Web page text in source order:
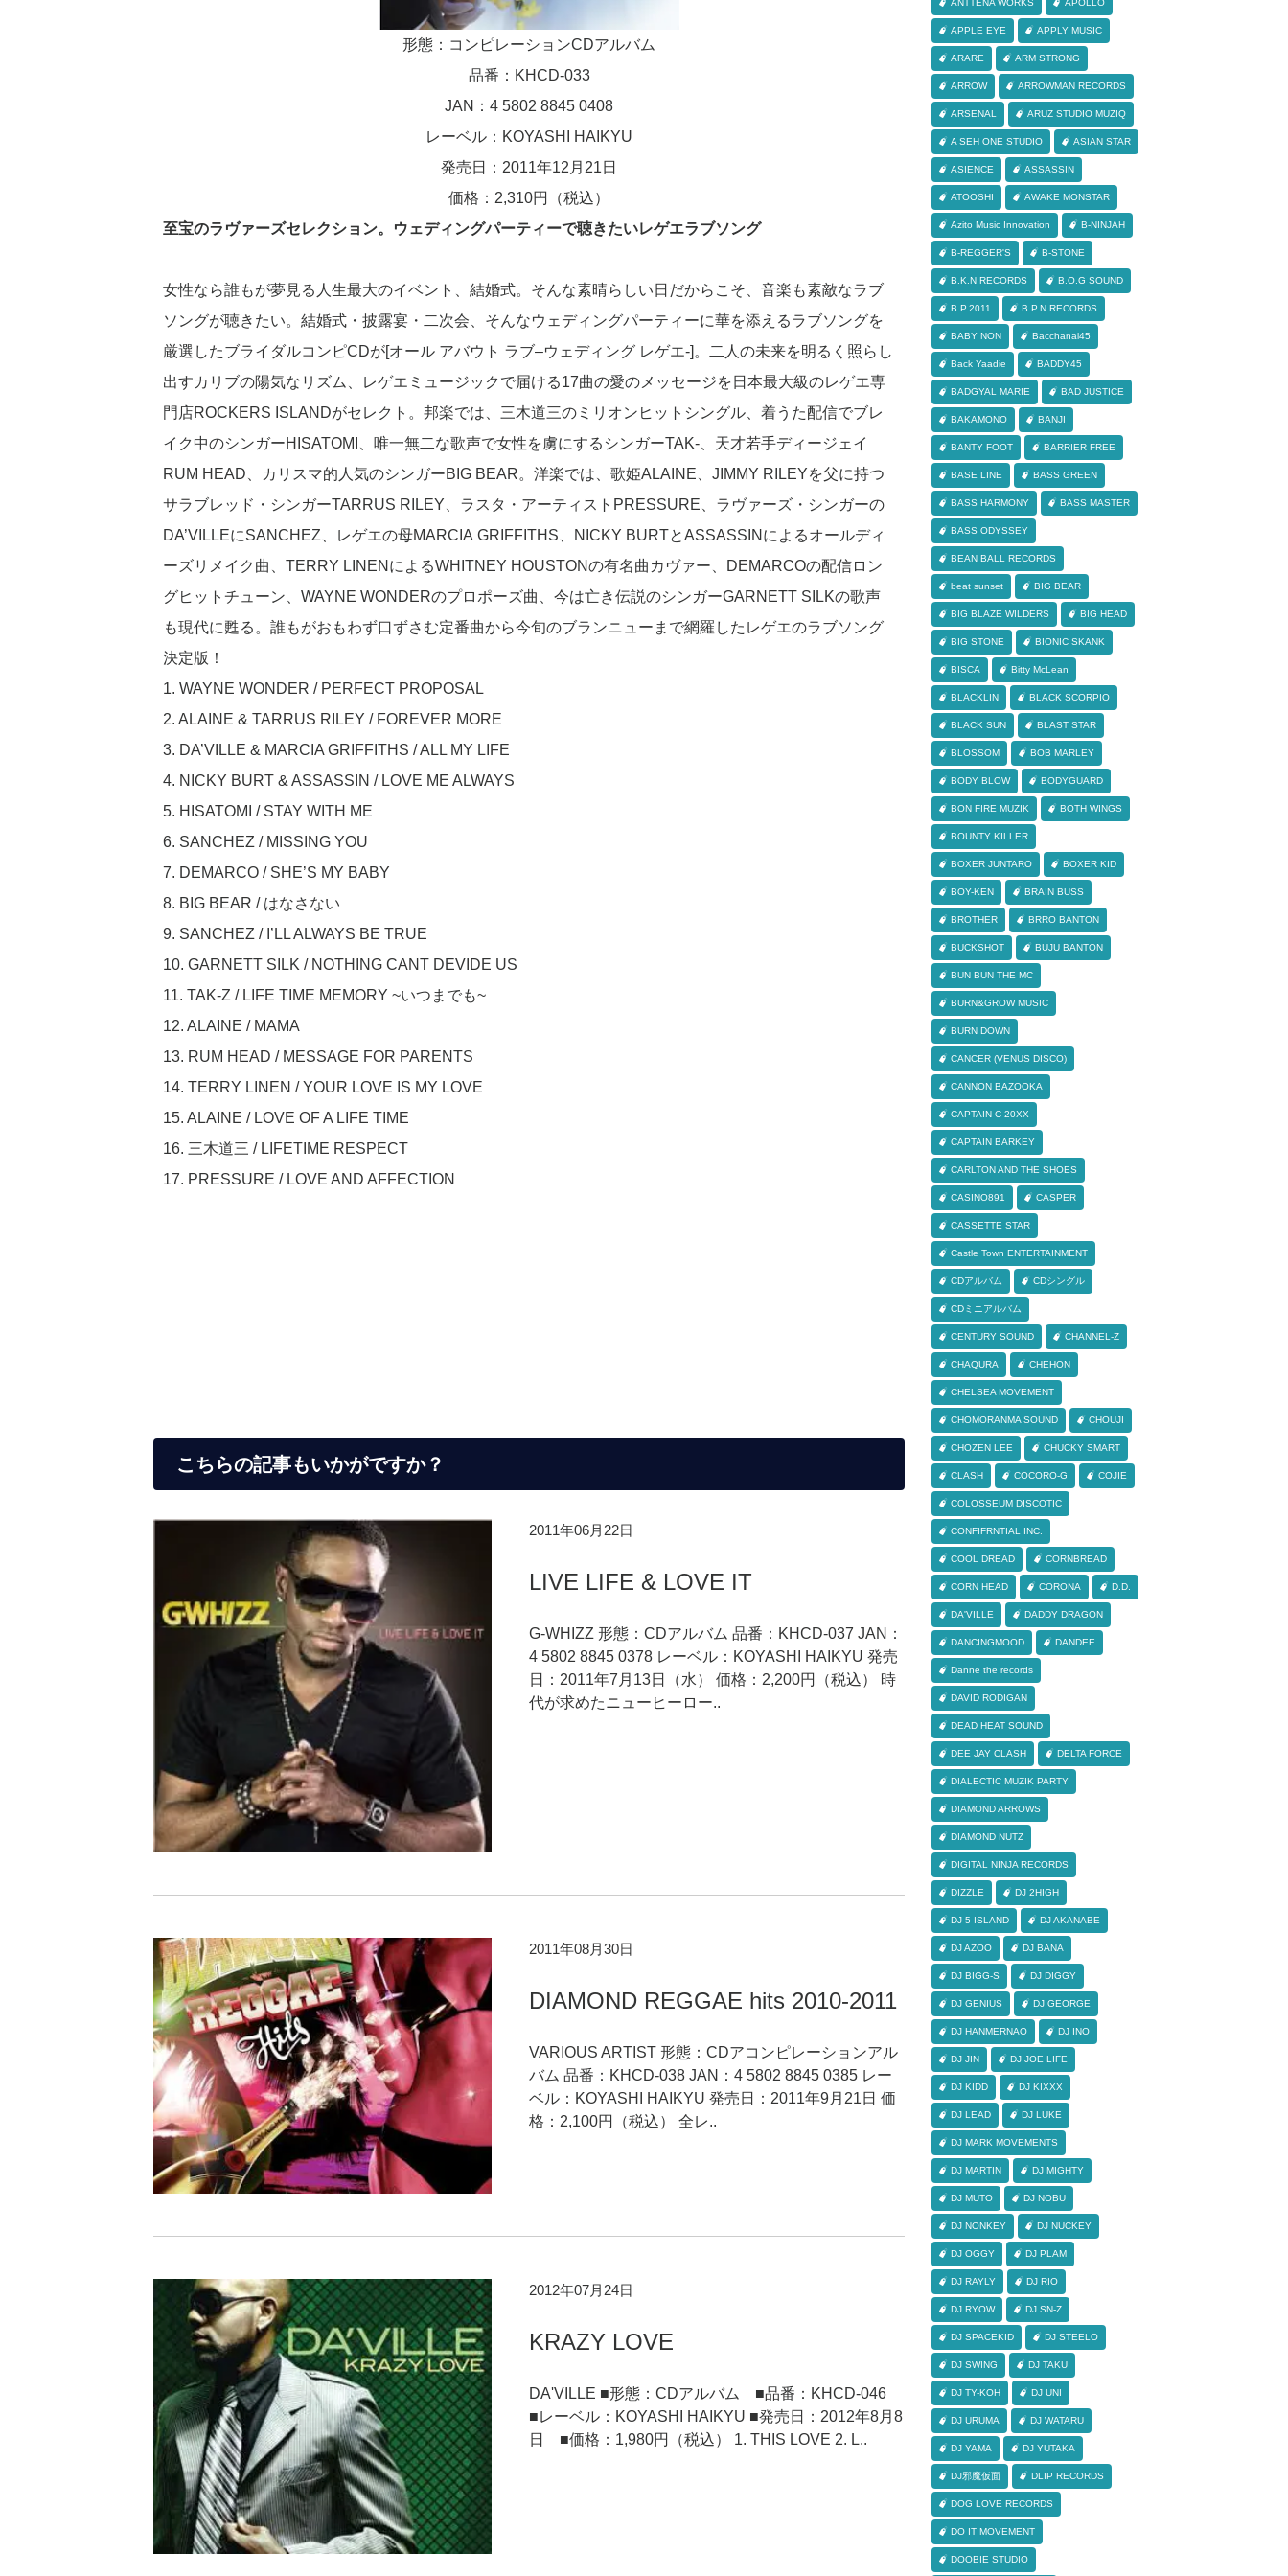
形態：コンピレーションCDアルバム
品番：KHCD-033
JAN：4 5802 8845 0408
レーベル：KOYASHI HAIKYU
発売日：2011年12月21日
価格：2,310円（税込）
至宝のラヴァーズセレクション。ウェディングパーティーで聴きたいレゲエラブソング
女性なら誰もが夢見る人生最大のイベント、結婚式。そんな素晴らしい日だからこそ、音楽も素敵なラブ
ソングが聴きたい。結婚式・披露宴・二次会、そんなウェディングパーティーに華を添えるラブソングを
厳選したブライダルコンピCDが[オール アバウト ラブ–ウェディング レゲエ-]。二人の未来を明るく照らし
出すカリブの陽気なリズム、レゲエミュージックで届ける17曲の愛のメッセージを日本最大級のレゲエ専
門店ROCKERS ISLANDがセレクト。邦楽では、三木道三のミリオンヒットシングル、着うた配信でブレ
イク中のシンガーHISATOMI、唯一無二な歌声で女性を虜にするシンガーTAK-、天才若手ディージェイ
RUM HEAD、カリスマ的人気のシンガーBIG BEAR。洋楽では、歌姫ALAINE、JIMMY RILEYを父に持つ
サラブレッド・シンガーTARRUS RILEY、ラスタ・アーティストPRESSURE、ラヴァーズ・シンガーの
DA’VILLEにSANCHEZ、レゲエの母MARCIA GRIFFITHS、NICKY BURTとASSASSINによるオールディ
ーズリメイク曲、TERRY LINENによるWHITNEY HOUSTONの有名曲カヴァー、DEMARCOの配信ロン
グヒットチューン、WAYNE WONDERのプロポーズ曲、今は亡き伝説のシンガーGARNETT SILKの歌声
も現代に甦る。誰もがおもわず口ずさむ定番曲から今旬のブランニューまで網羅したレゲエのラブソング
決定版！
1. WAYNE WONDER / PERFECT PROPOSAL
2. ALAINE & TARRUS RILEY / FOREVER MORE
3. DA’VILLE & MARCIA GRIFFITHS / ALL MY LIFE
4. NICKY BURT & ASSASSIN / LOVE ME ALWAYS
5. HISATOMI / STAY WITH ME
6. SANCHEZ / MISSING YOU
7. DEMARCO / SHE’S MY BABY
8. BIG BEAR / はなさない
9. SANCHEZ / I’LL ALWAYS BE TRUE
10. GARNETT SILK / NOTHING CANT DEVIDE US
11. TAK-Z / LIFE TIME MEMORY ~いつまでも~
12. ALAINE / MAMA
13. RUM HEAD / MESSAGE FOR PARENTS
14. TERRY LINEN / YOUR LOVE IS MY LOVE
15. ALAINE / LOVE OF A LIFE TIME
16. 三木道三 / LIFETIME RESPECT
17. PRESSURE / LOVE AND AFFECTION
こちらの記事もいかがですか？
2011年06月22日
LIVE LIFE & LOVE IT
G-WHIZZ 形態：CDアルバム 品番：KHCD-037 JAN：
4 5802 8845 0378 レーベル：KOYASHI HAIKYU 発売
日：2011年7月13日（水） 価格：2,200円（税込） 時
代が求めたニューヒーロー..
2011年08月30日
DIAMOND REGGAE hits 2010-2011
VARIOUS ARTIST 形態：CDアコンピレーションアル
バム 品番：KHCD-038 JAN：4 5802 8845 0385 レー
ベル：KOYASHI HAIKYU 発売日：2011年9月21日 価
格：2,100円（税込） 全レ..
2012年07月24日
KRAZY LOVE
DA'VILLE ■形態：CDアルバム ■品番：KHCD-046
■レーベル：KOYASHI HAIKYU ■発売日：2012年8月8
日 ■価格：1,980円（税込） 1. THIS LOVE 2. L..
ANTTENA WORKS APOLLO
APPLE EYE APPLY MUSIC
ARARE ARM STRONG
ARROW ARROWMAN RECORDS
ARSENAL ARUZ STUDIO MUZIQ
A SEH ONE STUDIO ASIAN STAR
ASIENCE ASSASSIN
ATOOSHI AWAKE MONSTAR
Azito Music Innovation B-NINJAH
B-REGGER'S B-STONE
B.K.N RECORDS B.O.G SOUND
B.P.2011 B.P.N RECORDS
BABY NON Bacchanal45
Back Yaadie BADDY45
BADGYAL MARIE BAD JUSTICE
BAKAMONO BANJI
BANTY FOOT BARRIER FREE
BASE LINE BASS GREEN
BASS HARMONY BASS MASTER
BASS ODYSSEY
BEAN BALL RECORDS
beat sunset BIG BEAR
BIG BLAZE WILDERS BIG HEAD
BIG STONE BIONIC SKANK
BISCA Bitty McLean
BLACKLIN BLACK SCORPIO
BLACK SUN BLAST STAR
BLOSSOM BOB MARLEY
BODY BLOW BODYGUARD
BON FIRE MUZIK BOTH WINGS
BOUNTY KILLER
BOXER JUNTARO BOXER KID
BOY-KEN BRAIN BUSS
BROTHER BRRO BANTON
BUCKSHOT BUJU BANTON
BUN BUN THE MC
BURN&GROW MUSIC
BURN DOWN
CANCER (VENUS DISCO)
CANNON BAZOOKA
CAPTAIN-C 20XX
CAPTAIN BARKEY
CARLTON AND THE SHOES
CASINO891 CASPER
CASSETTE STAR
Castle Town ENTERTAINMENT
CDアルバム CDシングル
CDミニアルバム
CENTURY SOUND CHANNEL-Z
CHAQURA CHEHON
CHELSEA MOVEMENT
CHOMORANMA SOUND CHOUJI
CHOZEN LEE CHUCKY SMART
CLASH COCORO-G COJIE
COLOSSEUM DISCOTIC
CONFIFRNTIAL INC.
COOL DREAD CORNBREAD
CORN HEAD CORONA D.D.
DA'VILLE DADDY DRAGON
DANCINGMOOD DANDEE
Danne the records
DAVID RODIGAN
DEAD HEAT SOUND
DEE JAY CLASH DELTA FORCE
DIALECTIC MUZIK PARTY
DIAMOND ARROWS
DIAMOND NUTZ
DIGITAL NINJA RECORDS
DIZZLE DJ 2HIGH
DJ 5-ISLAND DJ AKANABE
DJ AZOO DJ BANA
DJ BIGG-S DJ DIGGY
DJ GENIUS DJ GEORGE
DJ HANMERNAO DJ INO
DJ JIN DJ JOE LIFE
DJ KIDD DJ KIXXX
DJ LEAD DJ LUKE
DJ MARK MOVEMENTS
DJ MARTIN DJ MIGHTY
DJ MUTO DJ NOBU
DJ NONKEY DJ NUCKEY
DJ OGGY DJ PLAM
DJ RAYLY DJ RIO
DJ RYOW DJ SN-Z
DJ SPACEKID DJ STEELO
DJ SWING DJ TAKU
DJ TY-KOH DJ UNI
DJ URUMA DJ WATARU
DJ YAMA DJ YUTAKA
DJ邪魔仮面 DLIP RECORDS
DOG LOVE RECORDS
DO IT MOVEMENT
DOOBIE STUDIO